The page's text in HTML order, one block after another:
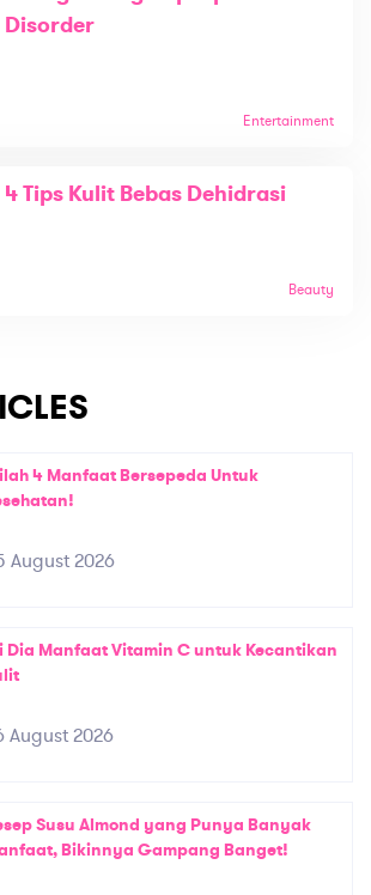
Disorder
Entertainment
4 Tips Kulit Bebas Dehidrasi
Beauty
4 Manfaat Bersepeda Untuk
August 2026
Dia Manfaat Vitamin C untuk Kecantikan
August 2026
Susu Almond yang Punya Banyak
Bikinnya Gampang Banget!